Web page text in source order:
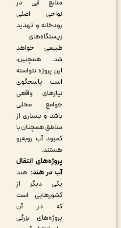
منابع آبی در
نواحی اصلی
رودخانه و تهدید
زیستگاه‌های
طبیعی خواهد
شد. همچنین،
این پروژه نتواسته
است پاسخگوی
نیازهای واقعی
جوامع محلی
باشد و بسیاری از
مناطق همچنان با
کمبود آب روبه‌رو
پروژه‌های انتقال
آب در هند:هند
یکی دیگر از
کشورهایی است
که در آن
پروژه‌های بزرگی